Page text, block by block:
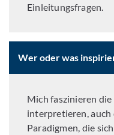
Einleitungsfragen.
Wer oder was
Mich faszinieren
interpretieren, auch
Paradigmen, die